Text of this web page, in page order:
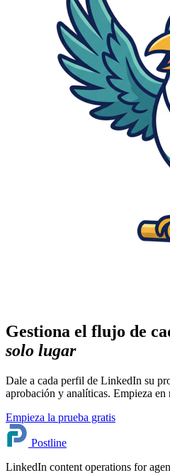
Gestiona el flujo de
solo lugar
Dale a cada perfil de LinkedIn su
aprobación y analíticas. Empieza en
Empieza la prueba gratis
Postline
LinkedIn content operations for